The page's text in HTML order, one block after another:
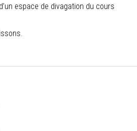
espace de divagation du cours